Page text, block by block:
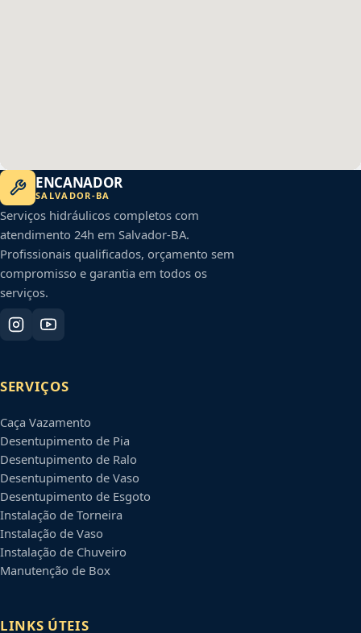
ENCANADOR
SALVADOR-BA
Serviços hidráulicos completos com
atendimento 24h em Salvador-BA.
Profissionais qualificados, orçamento sem
compromisso e garantia em todos os
serviços.
SERVIÇOS
Caça Vazamento
Desentupimento de Pia
Desentupimento de Ralo
Desentupimento de Vaso
Desentupimento de Esgoto
Instalação de Torneira
Instalação de Vaso
Instalação de Chuveiro
Manutenção de Box
LINKS ÚTEIS